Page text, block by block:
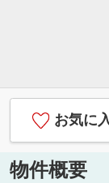
お気に
物件概要